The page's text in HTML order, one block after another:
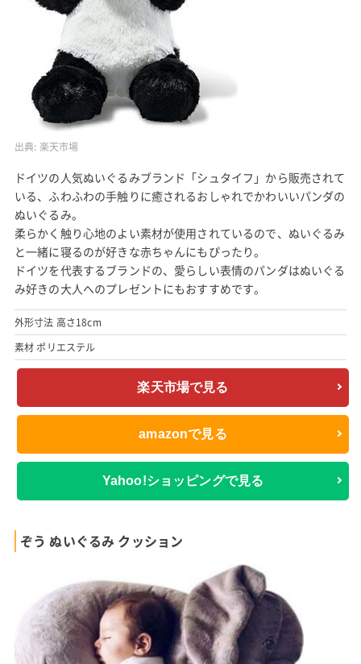
出典: 楽天市場
ドイツの人気ぬいぐるみブランド「シュタイフ」から販売されて
いる、ふわふわの手触りに癒されるおしゃれでかわいいパンダの
ぬいぐるみ。
柔らかく触り心地のよい素材が使用されているので、ぬいぐるみ
と一緒に寝るのが好きな赤ちゃんにもぴったり。
ドイツを代表するブランドの、愛らしい表情のパンダはぬいぐる
み好きの大人へのプレゼントにもおすすめです。
外形寸法 高さ18cm
素材 ポリエステル
楽天市場で見る
amazonで見る
Yahoo!ショッピングで見る
ぞう ぬいぐるみ クッション